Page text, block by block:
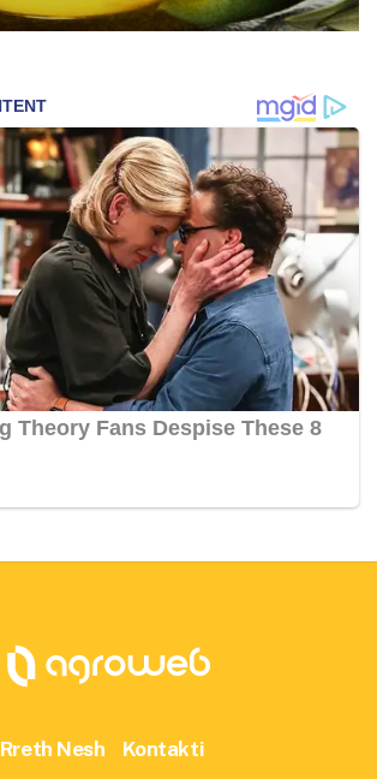
Rreth Nesh Kontakti